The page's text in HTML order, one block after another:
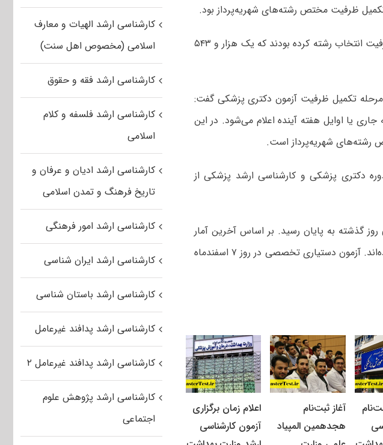
ظرفیت مختص رشته‌های شهریه‌پرداز بود.
وی افزود: تعداد ۲ هزار و ۳۸۲ نفر در مرحله تکمیل ظرفیت انتخاب رشته کرده بودند که یک هزار و ۵۴۳
تکمیل ظرفیت آزمون دکتری پزشکی گفت:
یا اوایل هفته آینده اعلام می‌شود. در این
دکتری پزشکی و کارشناسی ارشد پزشکی از
گذشته به پایان رسید. بر اساس آخرین آمار
گزارش‌شده ۱۲ هزار و ۱۶۳ نفر در این آزمون ثبت‌نام کرده‌اند. آزمون دستیاری تخصصی در روز ۷ اسفندماه
آغاز ثبت‌نام
هجدهمین المپیاد
اعلام زمان برگزاری
آزمون کارشناسی
کارشناسی ارشد الهیات و معارف
اسلامی (مخصوص اهل سنت)
کارشناسی ارشد فقه و حقوق
کارشناسی ارشد فلسفه و کلام
اسلامی
کارشناسی ارشد ادیان و عرفان و
تاریخ فرهنگ و تمدن اسلامی
کارشناسی ارشد امور فرهنگی
کارشناسی ارشد ایران شناسی
کارشناسی ارشد باستان شناسی
کارشناسی ارشد پدافند غیرعامل
کارشناسی ارشد پدافند غیرعامل ۲
کارشناسی ارشد پژوهش علوم
اجتماعی